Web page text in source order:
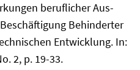
beruflicher Aus-
Behinderter
Entwicklung. In:
2, p. 19-33.